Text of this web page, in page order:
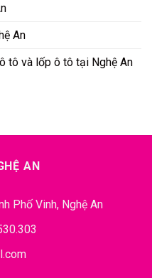
An
tô và lốp ô tô tại Nghệ An
AN
Phố Vinh, Nghệ An